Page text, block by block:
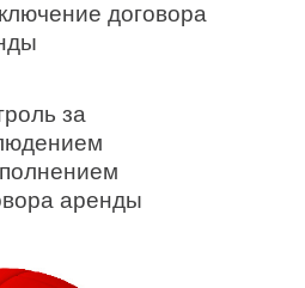
договора
за
аренды